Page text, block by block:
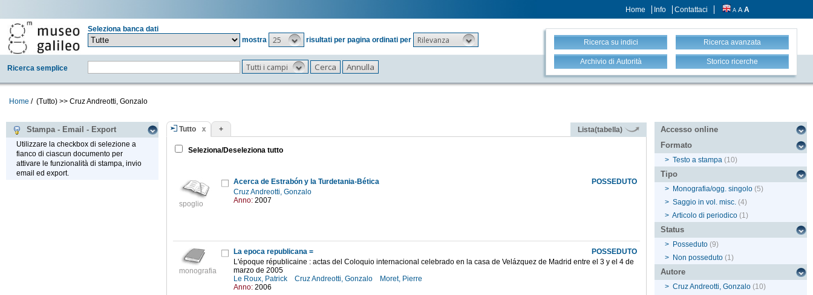
Home Info Contattaci A A A
Seleziona banca dati
mostra
25 risultati per pagina ordinati per Rilevanza
Ricerca semplice Tutti i campi
Ricerca su indici Ricerca avanzata
Archivio di Autorità Storico ricerche
Home / (Tutto) >> Cruz Andreotti, Gonzalo
Stampa - Email - Export
Utilizzare la checkbox di selezione a
fianco di ciascun documento per
attivare le funzionalità di stampa, invio
email ed export.
Tutto + Lista(tabella)
Seleziona/Deseleziona tutto
spoglio
POSSEDUTO
Acerca de Estrabón y la Turdetania-Bética
Cruz Andreotti, Gonzalo
Anno: 2007
monografia
POSSEDUTO
La epoca republicana =
L'époque républicaine : actas del Coloquio internacional celebrado en la casa de Velázquez de Madrid entre el 3 y el 4 de
marzo de 2005
Le Roux, Patrick
Cruz Andreotti, Gonzalo
Moret, Pierre
Anno: 2006
Accesso online
Formato
> Testo a stampa (10)
Tipo
> Monografia/ogg. singolo (5)
> Saggio in vol. misc. (4)
> Articolo di periodico (1)
Status
> Posseduto (9)
> Non posseduto (1)
Autore
> Cruz Andreotti, Gonzalo (10)